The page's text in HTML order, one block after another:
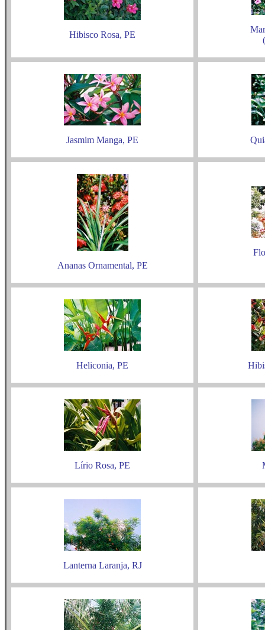
Hibisco Rosa, PE
Jasmim Manga, PE
Ananas Ornamental, PE
Heliconia, PE
Lírio Rosa, PE
Lanterna Laranja, RJ